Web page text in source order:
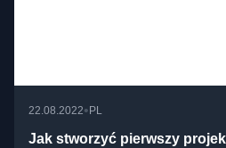
22.08.2022• PL
Jak stworzyć pierwszy